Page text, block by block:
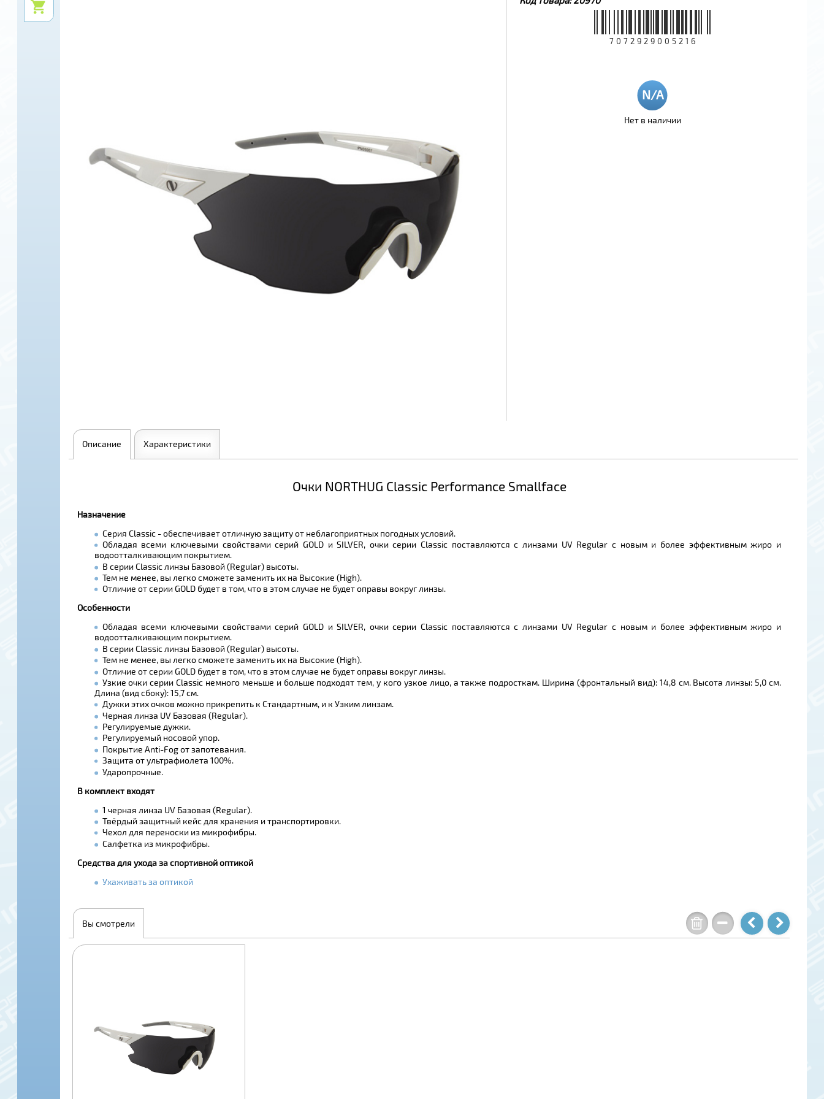
7072929005216
Нет в наличии
Описание Характеристики
Очки NORTHUG Classic Performance Smallface
Назначение
Серия Classic - обеспечивает отличную защиту от неблагоприятных погодных условий.
Обладая всеми ключевыми свойствами серий GOLD и SILVER, очки серии Classic поставляются с линзами UV Regular с новым и более эффективным жиро и
водоотталкивающим покрытием.
В серии Classic линзы Базовой (Regular) высоты.
Тем не менее, вы легко сможете заменить их на Высокие (High).
Отличие от серии GOLD будет в том, что в этом случае не будет оправы вокруг линзы.
Особенности
Обладая всеми ключевыми свойствами серий GOLD и SILVER, очки серии Classic поставляются с линзами UV Regular с новым и более эффективным жиро и
водоотталкивающим покрытием.
В серии Classic линзы Базовой (Regular) высоты.
Тем не менее, вы легко сможете заменить их на Высокие (High).
Отличие от серии GOLD будет в том, что в этом случае не будет оправы вокруг линзы.
Узкие очки серии Classic немного меньше и больше подходят тем, у кого узкое лицо, а также подросткам. Ширина (фронтальный вид): 14,8 см. Высота линзы: 5,0 см.
Длина (вид сбоку): 15,7 см.
Дужки этих очков можно прикрепить к Стандартным, и к Узким линзам.
Черная линза UV Базовая (Regular).
Регулируемые дужки.
Регулируемый носовой упор.
Покрытие Anti-Fog от запотевания.
Защита от ультрафиолета 100%.
Ударопрочные.
В комплект входят
1 черная линза UV Базовая (Regular).
Твёрдый защитный кейс для хранения и транспортировки.
Чехол для переноски из микрофибры.
Салфетка из микрофибры.
Средства для ухода за спортивной оптикой
Ухаживать за оптикой
Вы смотрели